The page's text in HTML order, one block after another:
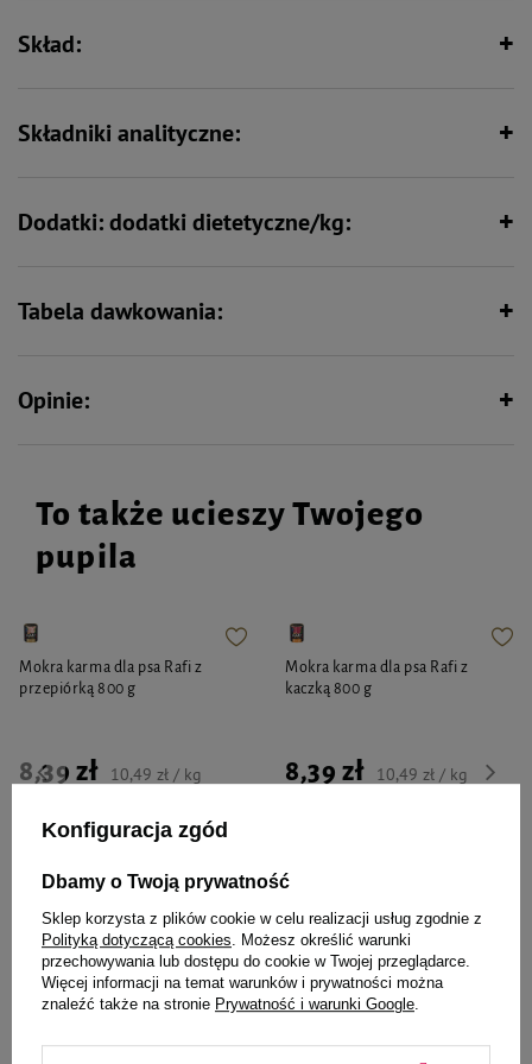
Skład:
Składniki analityczne:
Dodatki: dodatki dietetyczne/kg:
Tabela dawkowania:
Opinie:
To także ucieszy Twojego
pupila
Mokra karma dla psa Rafi z
przepiórką 800 g
8,39 zł 10,49 zł / kg
- +
Do koszyka
Mokra karma dla psa Rafi z
kaczką 800 g
8,39 zł 10,49 zł / kg
Konfiguracja zgód
Dbamy o Twoją prywatność
Sklep korzysta z plików cookie w celu realizacji usług zgodnie z
Polityką dotyczącą cookies. Możesz określić warunki
przechowywania lub dostępu do cookie w Twojej przeglądarce.
Więcej informacji na temat warunków i prywatności można
znaleźć także na stronie Prywatność i warunki Google.